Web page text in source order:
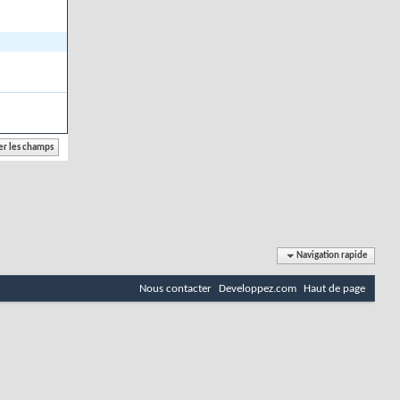
Navigation rapide
Nous contacter Developpez.com Haut de page